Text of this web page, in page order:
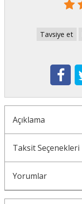
Tavsiye et
Açıklama
Taksit Seçenekleri
Yorumlar